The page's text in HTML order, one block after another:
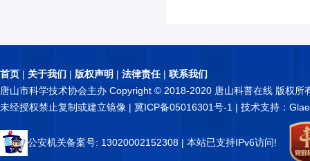
首页 | 关于我们 | 版权声明 | 法律责任| 联系我们
唐山市科学技术协会主办 Copyright © 2018-2020 唐山科普在线 版权所
未经授权禁止复制或建立镜像 | 冀ICP备05016301号-1 | 技术支持：
公安机关备案号: 13020002152308 | 本站已支持IPv6访问!